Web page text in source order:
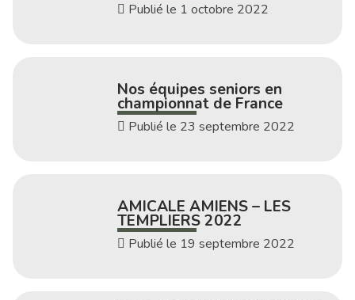
Publié le 1 octobre 2022
Nos équipes seniors en
championnat de France
Publié le 23 septembre 2022
AMICALE AMIENS – LES
TEMPLIERS 2022
Publié le 19 septembre 2022